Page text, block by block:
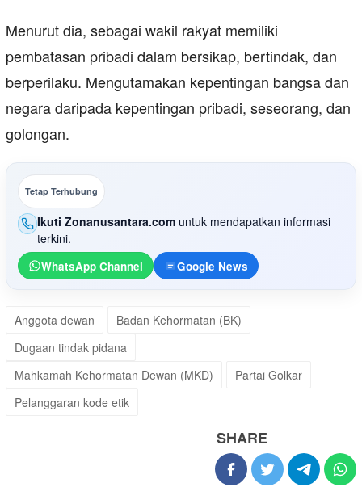
Menurut dia, sebagai wakil rakyat memiliki
pembatasan pribadi dalam bersikap, bertindak, dan
berperilaku. Mengutamakan kepentingan bangsa dan
negara daripada kepentingan pribadi, seseorang, dan
golongan.
Tetap Terhubung
Ikuti Zonanusantara.com untuk mendapatkan informasi
terkini.
WhatsApp Channel Google News
Anggota dewan
Badan Kehormatan (BK)
Dugaan tindak pidana
Mahkamah Kehormatan Dewan (MKD)
Partai Golkar
Pelanggaran kode etik
SHARE